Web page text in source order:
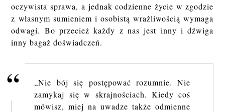
oczywista sprawa, a jednak codzienne życie w zgodzie
z własnym sumieniem i osobistą wrażliwością wymaga
odwagi. Bo przecież każdy z nas jest inny i dźwiga
inny bagaż doświadczeń.
„Nie bój się postępować rozumnie. Nie
zamykaj się w skrajnościach. Kiedy coś
mówisz, miej na uwadze także odmienne